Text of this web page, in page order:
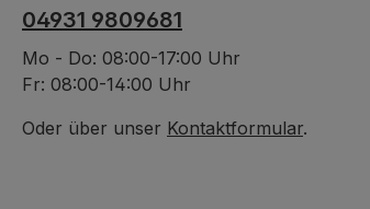
04931 9809681
Mo - Do: 08:00-17:00 Uhr
Fr: 08:00-14:00 Uhr
Oder über unser Kontaktformular.